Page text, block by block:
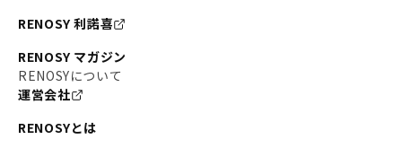
RENOSY 利諾喜
RENOSY マガジン
RENOSYについて
運営会社
RENOSYとは